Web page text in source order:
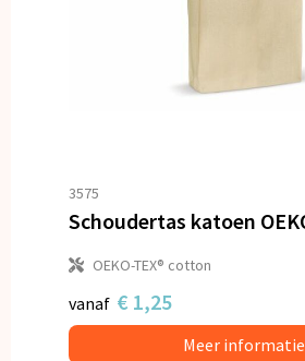
3575
OEKO-TEX® cotton
vanaf € 1,25
Meer informatie